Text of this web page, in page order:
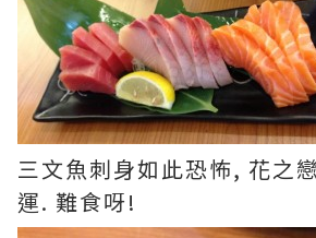
三文魚刺身如此恐怖, 花之
運. 難食呀!